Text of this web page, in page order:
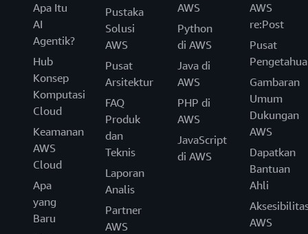
Apa Itu
AI
Agentik?
Hub
Konsep
Komputasi
Cloud
Keamanan
AWS
Cloud
Apa
yang
Baru
Pustaka
Solusi
AWS
Pusat
Arsitektur
FAQ
Produk
dan
Teknis
Laporan
Analis
Partner
AWS
AWS
Python
di AWS
Java di
AWS
PHP di
AWS
JavaScript
di AWS
AWS
re:Post
Pusat
Gambaran
Umum
Dukungan
AWS
Dapatkan
Bantuan
Ahli
AWS